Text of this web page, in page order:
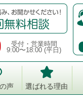
受付・営業時間
9:00〜18:00 (平日)
声 選ばれる理由